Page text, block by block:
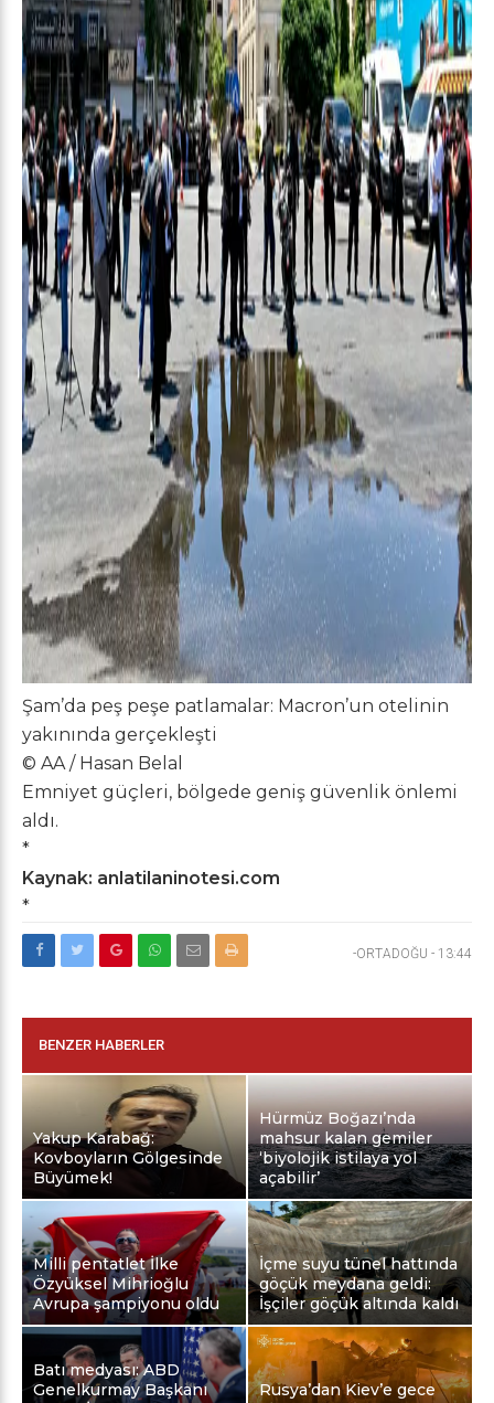
Şam’da peş peşe patlamalar: Macron’un otelinin
yakınında gerçekleşti
© AA / Hasan Belal
Emniyet güçleri, bölgede geniş güvenlik önlemi
aldı.
*
Kaynak: anlatilaninotesi.com
*
-ORTADOĞU - 13:44
BENZER HABERLER
Yakup Karabağ:
Kovboyların Gölgesinde
Büyümek!
Hürmüz Boğazı’nda
mahsur kalan gemiler
‘biyolojik istilaya yol
açabilir’
Milli pentatlet İlke
Özyüksel Mihrioğlu
Avrupa şampiyonu oldu
İçme suyu tünel hattında
göçük meydana geldi:
İşçiler göçük altında kaldı
Batı medyası: ABD
Genelkurmay Başkanı
Rusya’dan Kiev’e gece